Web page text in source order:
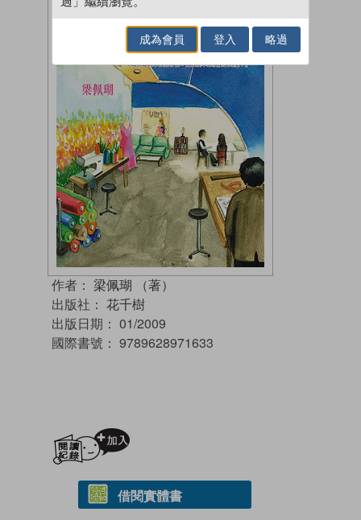
作者： 梁佩瑚 （著）
出版社： 花千樹
出版日期： 01/2009
國際書號： 9789628971633
借閱實體書
成為會員 登入 略過